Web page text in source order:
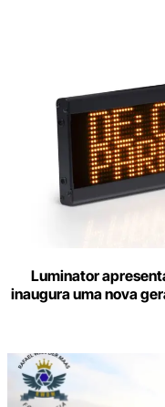
Luminator
inaugura uma nova